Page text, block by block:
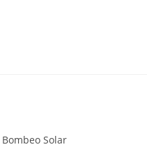
Bombeo Solar